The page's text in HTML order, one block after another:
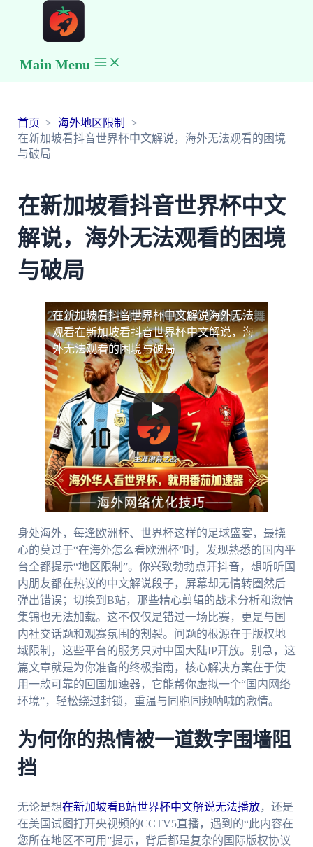
Main Menu
首页
海外地区限制
在新加坡看抖音世界杯中文解说，海外无法观看的困境
与破局
在新加坡看抖音世界杯中文
解说，海外无法观看的困境
与破局
在新加坡看抖音世界杯中文解说海外无法
观看在新加坡看抖音世界杯中文解说，海
外无法观看的困境与破局
身处海外，每逢欧洲杯、世界杯这样的足球盛宴，最挠
心的莫过于“在海外怎么看欧洲杯”时，发现熟悉的国内平
台全都提示“地区限制”。你兴致勃勃点开抖音，想听听国
内朋友都在热议的中文解说段子，屏幕却无情转圈然后
弹出错误；切换到B站，那些精心剪辑的战术分析和激情
集锦也无法加载。这不仅仅是错过一场比赛，更是与国
内社交话题和观赛氛围的割裂。问题的根源在于版权地
域限制，这些平台的服务只对中国大陆IP开放。别急，这
篇文章就是为你准备的终极指南，核心解决方案在于使
用一款可靠的回国加速器，它能帮你虚拟一个“国内网络
环境”，轻松绕过封锁，重温与同胞同频呐喊的激情。
为何你的热情被一道数字围墙阻
挡
无论是想在新加坡看B站世界杯中文解说无法播放，还是
在美国试图打开央视频的CCTV5直播，遇到的“此内容在
您所在地区不可用”提示，背后都是复杂的国际版权协议